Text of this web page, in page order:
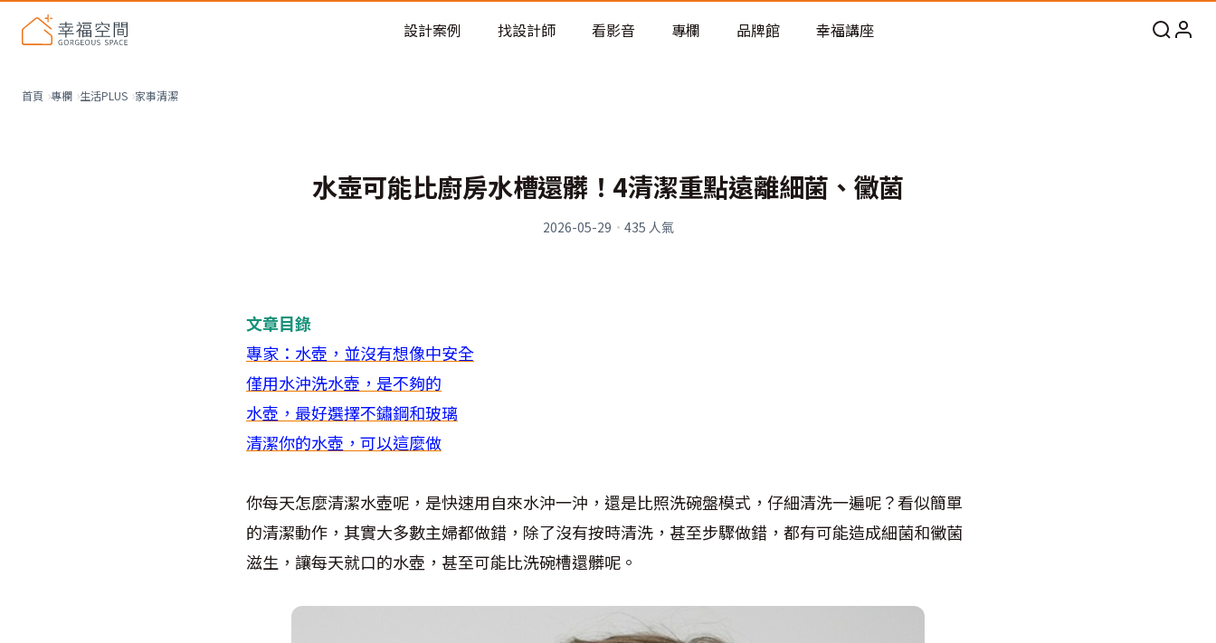
老屋預算分配與高 CP 值煥新術
設計案例 找設計師 看影音 專欄 品牌館 幸福講座
首頁 專欄 生活PLUS 家事清潔
水壺可能比廚房水槽還髒！4清潔重點遠離細菌、黴菌
2026-05-29 · 435 人氣
文章目錄
專家：水壺，並沒有想像中安全
僅用水沖洗水壺，是不夠的
水壺，最好選擇不鏽鋼和玻璃
清潔你的水壺，可以這麼做
你每天怎麼清潔水壺呢，是快速用自來水沖一沖，還是比照洗碗盤模式，仔細清洗一遍呢？看似簡單
的清潔動作，其實大多數主婦都做錯，除了沒有按時清洗，甚至步驟做錯，都有可能造成細菌和黴菌
滋生，讓每天就口的水壺，甚至可能比洗碗槽還髒呢。